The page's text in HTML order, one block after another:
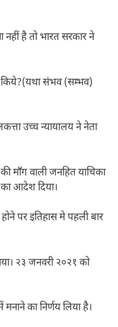
है तो भारत सरकार ने
किये?(यथा संभव (सम्भव)
उच्च न्यायालय ने नेता
माँग वाली जनहित याचिका
आदेश दिया।
पर इतिहास मे पहली बार
२३ जनवरी २०२१ को
का निर्णय लिया है।